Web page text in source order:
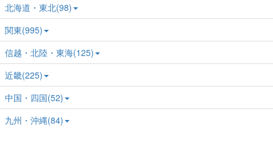
北海道・東北(98)
関東(995)
信越・北陸・東海(125)
近畿(225)
中国・四国(52)
九州・沖縄(84)